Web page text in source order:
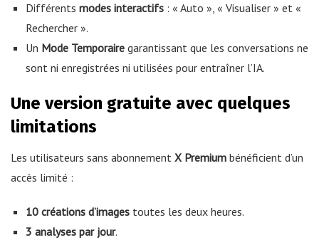
Différents modes interactifs: « Auto », « Visualiser » et «
Rechercher ».
Un Mode Temporairegarantissant que les conversations ne
sont ni enregistrées ni utilisées pour entraîner l’IA.
Une version gratuite avec quelques
limitations
Les utilisateurs sans abonnement X Premium bénéficient d’un
accès limité :
10 créations d’imagestoutes les deux heures.
3 analyses par jour.